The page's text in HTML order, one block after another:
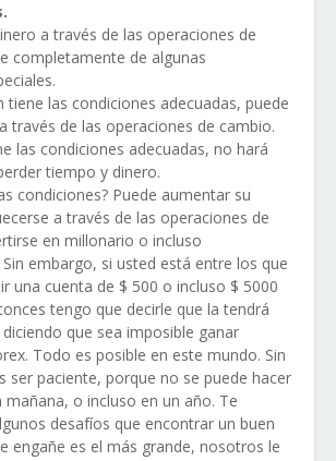
a través de las operaciones de
completamente de algunas
tiene las condiciones adecuadas, puede
través de las operaciones de cambio.
las condiciones adecuadas, no hará
tiempo y dinero.
condiciones? Puede aumentar su
a través de las operaciones de
en millonario o incluso
embargo, si usted está entre los que
una cuenta de $ 500 o incluso $ 5000
tengo que decirle que la tendrá
que sea imposible ganar
Todo es posible en este mundo. Sin
ser paciente, porque no se puede hacer
mañana, o incluso en un año. Te
desafíos que encontrar un buen
engañe es el más grande, nosotros le